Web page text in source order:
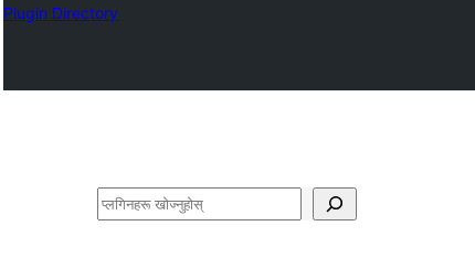
Plugin Directory
खोज्नुहोस्